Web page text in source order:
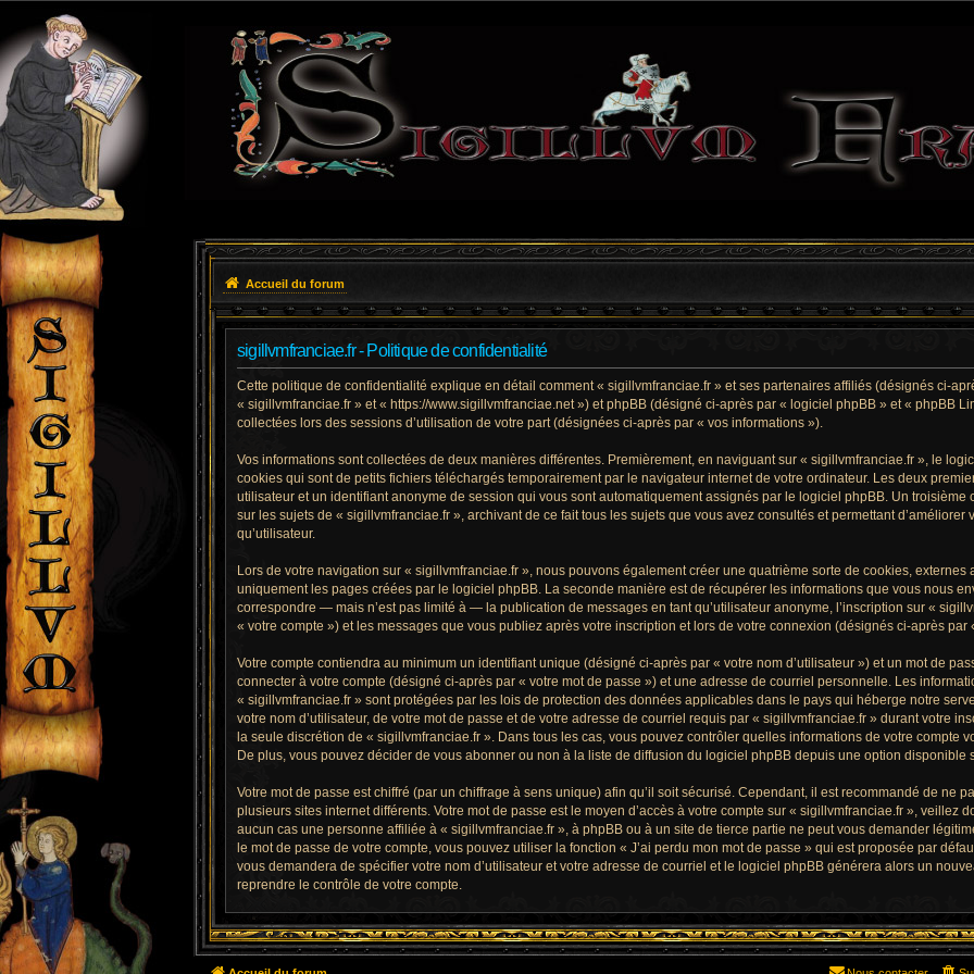
Accueil du forum
sigillvmfranciae.fr - Politique de confidentialité
Cette politique de confidentialité explique en détail comment « sigillvmfranciae.fr » et ses partenaires affiliés (désignés ci-
« sigillvmfranciae.fr » et « https://www.sigillvmfranciae.net ») et phpBB (désigné ci-après par « logiciel phpBB » et « phpBB
collectées lors des sessions d’utilisation de votre part (désignées ci-après par « vos informations »).
Vos informations sont collectées de deux manières différentes. Premièrement, en naviguant sur « sigillvmfranciae.fr », le
cookies qui sont de petits fichiers téléchargés temporairement par le navigateur internet de votre ordinateur. Les deux
utilisateur et un identifiant anonyme de session qui vous sont automatiquement assignés par le logiciel phpBB. Un
sur les sujets de « sigillvmfranciae.fr », archivant de ce fait tous les sujets que vous avez consultés et permettant d’améliorer
qu’utilisateur.
Lors de votre navigation sur « sigillvmfranciae.fr », nous pouvons également créer une quatrième sorte de cookies,
uniquement les pages créées par le logiciel phpBB. La seconde manière est de récupérer les informations que vous nous
correspondre — mais n’est pas limité à — la publication de messages en tant qu’utilisateur anonyme, l’inscription sur «
« votre compte ») et les messages que vous publiez après votre inscription et lors de votre connexion (désignés ci-après par
Votre compte contiendra au minimum un identifiant unique (désigné ci-après par « votre nom d’utilisateur ») et un mot de
connecter à votre compte (désigné ci-après par « votre mot de passe ») et une adresse de courriel personnelle. Les
« sigillvmfranciae.fr » sont protégées par les lois de protection des données applicables dans le pays qui héberge notre
votre nom d’utilisateur, de votre mot de passe et de votre adresse de courriel requis par « sigillvmfranciae.fr » durant votre
la seule discrétion de « sigillvmfranciae.fr ». Dans tous les cas, vous pouvez contrôler quelles informations de votre compte
De plus, vous pouvez décider de vous abonner ou non à la liste de diffusion du logiciel phpBB depuis une option disponible
Votre mot de passe est chiffré (par un chiffrage à sens unique) afin qu’il soit sécurisé. Cependant, il est recommandé de ne
plusieurs sites internet différents. Votre mot de passe est le moyen d’accès à votre compte sur « sigillvmfranciae.fr », veillez
aucun cas une personne affiliée à « sigillvmfranciae.fr », à phpBB ou à un site de tierce partie ne peut vous demander
le mot de passe de votre compte, vous pouvez utiliser la fonction « J’ai perdu mon mot de passe » qui est proposée par
vous demandera de spécifier votre nom d’utilisateur et votre adresse de courriel et le logiciel phpBB générera alors un
reprendre le contrôle de votre compte.